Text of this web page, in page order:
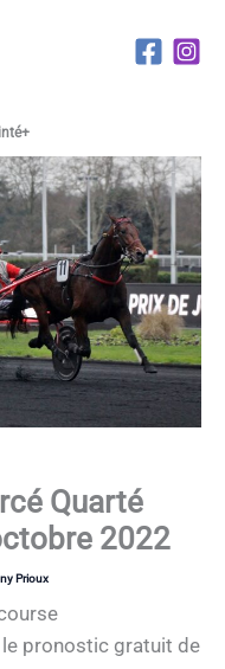
Quarté
2022
Prioux
le pronostic gratuit de